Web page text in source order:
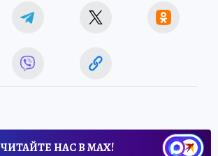
ЧИТАЙТЕ НАС В МАХ!